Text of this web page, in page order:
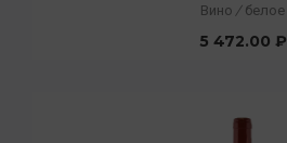
Вино / белое
5 472.00 ₽